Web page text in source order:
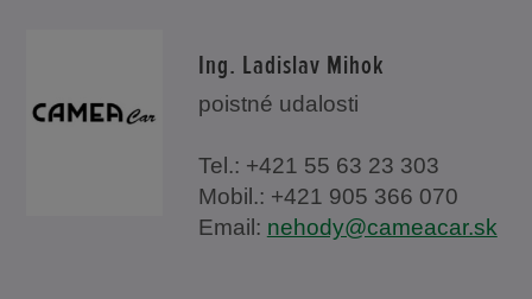
Ing. Ladislav Mihok
poistné udalosti
Tel.: +421 55 63 23 303
Mobil.: +421 905 366 070
Email: nehody@cameacar.sk